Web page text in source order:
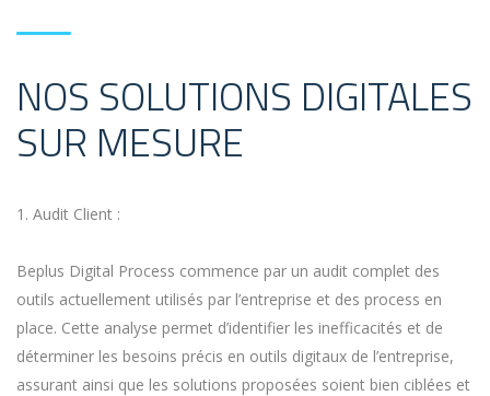
NOS SOLUTIONS DIGITALES
SUR MESURE
1. Audit Client :
Beplus Digital Process commence par un audit complet des
outils actuellement utilisés par l’entreprise et des process en
place. Cette analyse permet d’identifier les inefficacités et de
déterminer les besoins précis en outils digitaux de l’entreprise,
assurant ainsi que les solutions proposées soient bien ciblées et